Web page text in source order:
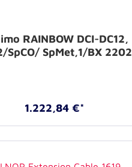
RAINBOW DCI-DC12,
SpCO/ SpMet,1/BX 2202
1.222,84 €*